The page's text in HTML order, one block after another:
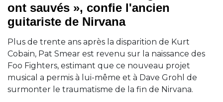
ont sauvés », confie l'ancien
guitariste de Nirvana
Plus de trente ans après la disparition de Kurt
Cobain, Pat Smear est revenu sur la naissance des
Foo Fighters, estimant que ce nouveau projet
musical a permis à lui-même et à Dave Grohl de
surmonter le traumatisme de la fin de Nirvana.